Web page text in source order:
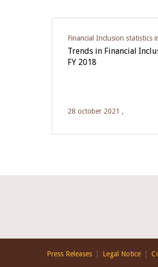
Financial Inclusion statistics
Trends in Financial
FY 2018
28 october 2021 ,
Footer
EN
Press Releases Legal Notice